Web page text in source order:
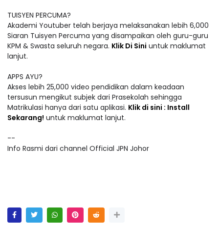
TUISYEN PERCUMA?
Akademi Youtuber telah berjaya melaksanakan lebih 6,000
Siaran Tuisyen Percuma yang disampaikan oleh guru-guru
KPM & Swasta seluruh negara. Klik Di Sini untuk maklumat
lanjut.
APPS AYU?
Akses lebih 25,000 video pendidikan dalam keadaan
tersusun mengikut subjek dari Prasekolah sehingga
Matrikulasi hanya dari satu aplikasi. Klik di sini : Install
Sekarang! untuk maklumat lanjut.
--
Info Rasmi dari channel Official JPN Johor